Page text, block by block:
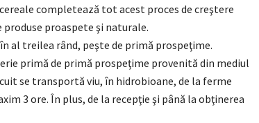
completează tot acest proces de creştere
proaspete şi naturale.
al treilea rând, peşte de primă prospeţime.
primă de primă prospeţime provenită din mediul
se transportă viu, în hidrobioane, de la ferme
3 ore. În plus, de la recepţie şi până la obţinerea